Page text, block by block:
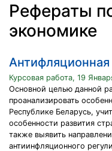
Рефераты
экономике
Антифляционная
Курсовая работа, 19
Основной целью данной
проанализировать
Республике Беларусь,
особенности развития
также выявить
антиинфляционного